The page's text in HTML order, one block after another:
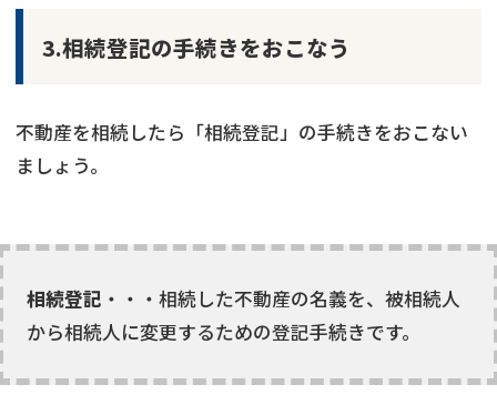
3.相続登記の手続きをおこなう
不動産を相続したら「相続登記」の手続きをおこない
ましょう。
相続登記 ・・・相続した不動産の名義を、被相続人
から相続人に変更するための登記手続きです。